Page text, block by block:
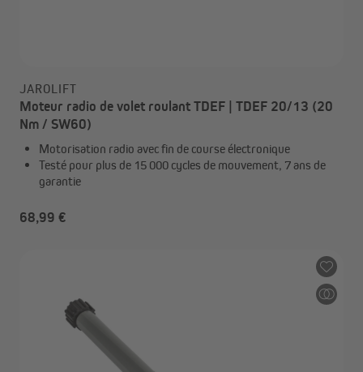
JAROLIFT
Moteur radio de volet roulant TDEF | TDEF 20/13 (20
Nm / SW60)
Motorisation radio avec fin de course électronique
Testé pour plus de 15 000 cycles de mouvement, 7 ans de
garantie
68,99 €